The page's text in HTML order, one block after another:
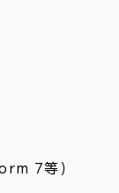
7等）